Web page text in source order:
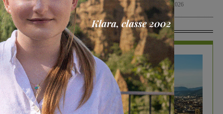
Calcio 7 Agosto 2026 Cronaca 7 Agosto 2026
In Vetrina